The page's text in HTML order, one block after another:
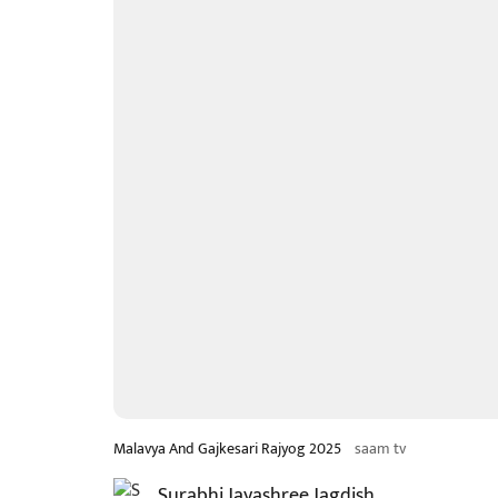
Malavya And Gajkesari Rajyog 2025 saam tv